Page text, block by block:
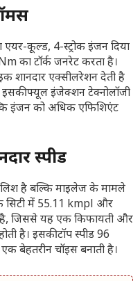
कूल्ड, 4-स्ट्रोक इंजन दिया
का टॉर्क जनरेट करता है।
शानदार एक्सीलरेशन देती है
इसकी फ्यूल इंजेक्शन टेक्नोलॉजी
इंजन को अधिक एफिशिएंट
स्पीड
है बल्कि माइलेज के मामले
सिटी में 55.11 kmpl और
है, जिससे यह एक किफायती और
है। इसकी टॉप स्पीड 96
बेहतरीन चॉइस बनाती है।